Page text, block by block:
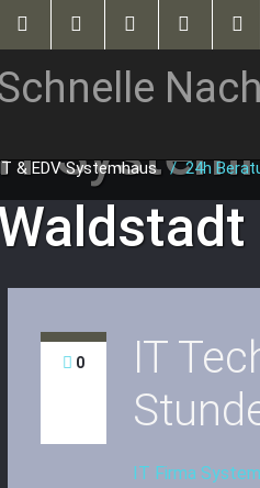
& EDV Systemhaus /24h
0
IT
IT Firma